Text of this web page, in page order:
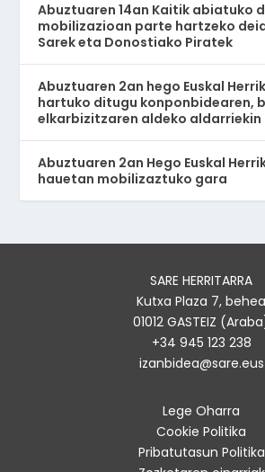
Abuztuaren 14an Kaitik abiatuko
mobilizazioan parte hartzeko
Sarek eta Donostiako Piratek
Abuztuaren 2an hego Euskal
hartuko ditugu konponbidearen,
elkarbizitzaren aldeko aldarriekin
Abuztuaren 2an Hego Euskal
hauetan mobilizaztuko gara
SARE HERRITARRA
Kutxa Plaza 7, behea
01012 GASTEIZ
+34 945 123 238
izanbidea@sare.eus
Lege Oharra
Cookie Politika
Pribatutasun Politika